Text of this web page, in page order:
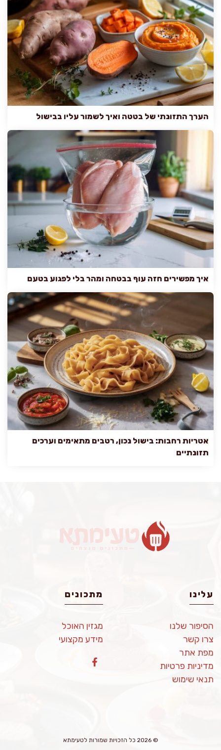
הערך התזונתי של בטטה ואיך לשמור עליו בבישול
איך מפשירים חזה עוף בבטחה ומהר בלי לפגוע בטעם
אטריות רחבות: בישול נכון, רטבים מתאימים וערכים
תזונתיים
עלינו
הסיפור שלנו
צרו קשר
מפת אתר
מדיניות פרטיות
תנאי שימוש
מתכונים
מגזין האוכל
מידע מקצועי
© 2026 כל הזכויות שמורות לטעימתא